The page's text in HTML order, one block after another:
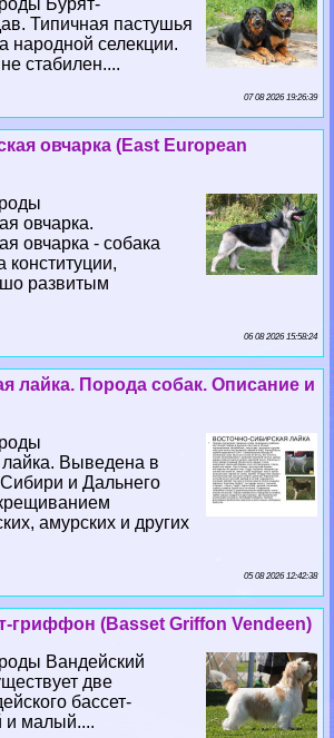
Бурят-
Типичная пастушья
народной селекции.
стабилен....
07 08 2026 19:26:39
овчарка (East European
овчарка.
овчарка - собака
конституции,
развитым
06 08 2026 15:58:24
лайка. Порода собак. Описание и
Выведена в
и Дальнего
амурских и других
05 08 2026 12:42:38
гриффон (Basset Griffon Vendeen)
Вандейский
две
бассет-
и малый....